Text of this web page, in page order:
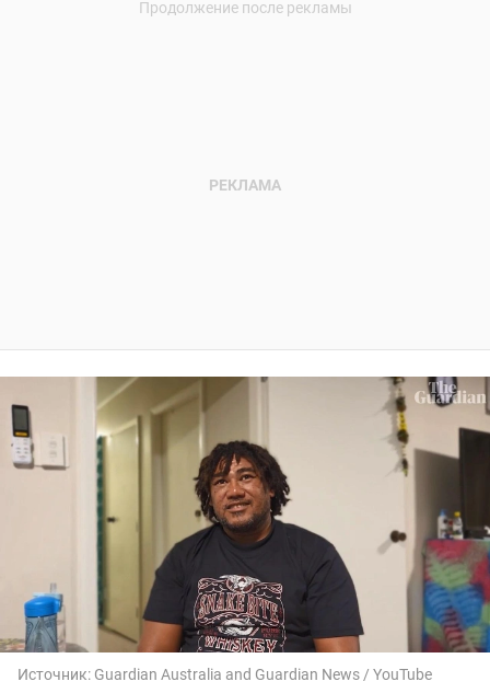
Источник: Guardian Australia and Guardian News / YouTube